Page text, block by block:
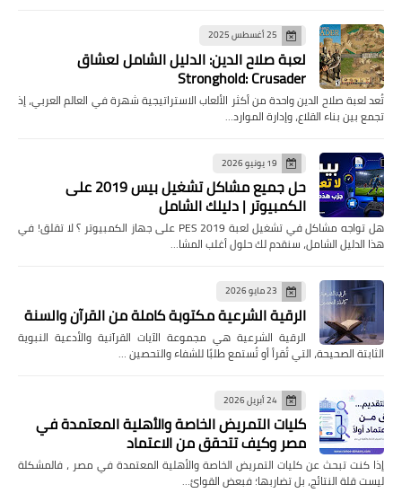
25 أغسطس 2025
لعبة صلاح الدين: الدليل الشامل لعشاق
Stronghold: Crusader
تُعد لعبة صلاح الدين واحدة من أكثر الألعاب الاستراتيجية شهرة في العالم العربي، إذ
تجمع بين بناء القلاع، وإدارة الموارد…
19 يونيو 2026
حل جميع مشاكل تشغيل بيس 2019 على
الكمبيوتر | دليلك الشامل
هل تواجه مشاكل في تشغيل لعبة PES 2019 على جهاز الكمبيوتر ؟ لا تقلق! في
هذا الدليل الشامل، سنقدم لك حلول أغلب المشا…
23 مايو 2026
الرقية الشرعية مكتوبة كاملة من القرآن والسنة
الرقية الشرعية هي مجموعة الآيات القرآنية والأدعية النبوية
الثابتة الصحيحة، التي تُقرأ أو تُستمع طلبًا للشفاء والتحصين …
24 أبريل 2026
كليات التمريض الخاصة والأهلية المعتمدة في
مصر وكيف تتحقق من الاعتماد
إذا كنت تبحث عن كليات التمريض الخاصة والأهلية المعتمدة في مصر ، فالمشكلة
ليست قلة النتائج، بل تضاربها؛ فبعض القوائ…